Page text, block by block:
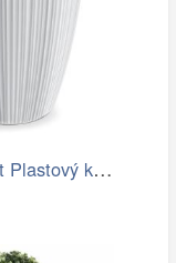
Prosperplast Plastový květináč OROS…